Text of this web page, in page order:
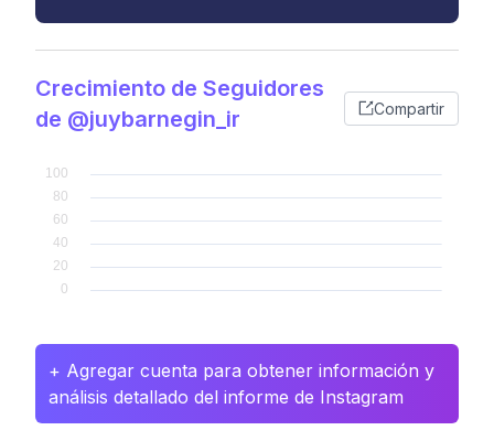
Crecimiento de Seguidores
de @juybarnegin_ir
Compartir
+ Agregar cuenta para obtener información y
análisis detallado del informe de Instagram